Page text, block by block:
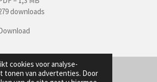
cookies voor analyse-
tonen van advertenties. Door
downloads